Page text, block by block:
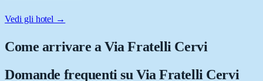
Vedi gli hotel →
Come arrivare aVia Fratelli Cervi
Domande frequenti su Via Fratelli Cervi